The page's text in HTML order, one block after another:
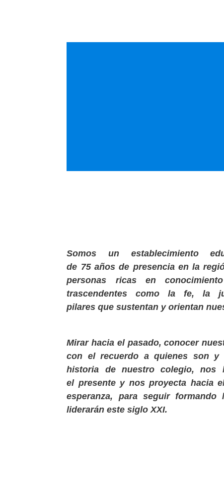
Somos un establecimiento
de 75 años de presencia en la
personas ricas en
trascendentes como la fe, la
pilares que sustentan y orientan
Mirar hacia el pasado, conocer
con el recuerdo a quienes son
historia de nuestro colegio, nos
el presente y nos proyecta hacia
esperanza, para seguir formando
liderarán este siglo XXI.